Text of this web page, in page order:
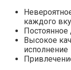
каждого
Постоянное
Высокое
исполнение